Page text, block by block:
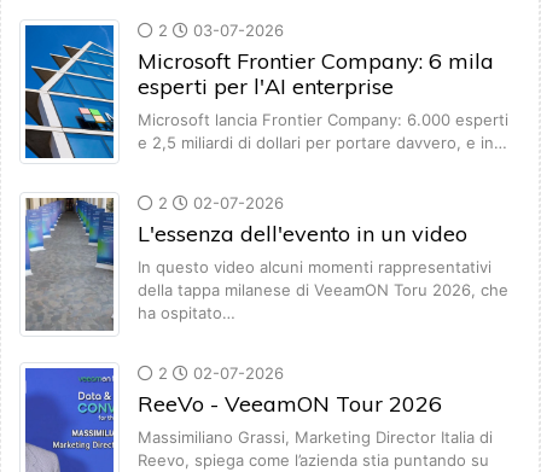
2 03-07-2026
Microsoft Frontier Company: 6 mila
esperti per l'AI enterprise
Microsoft lancia Frontier Company: 6.000 esperti
e 2,5 miliardi di dollari per portare davvero, e in…
2 02-07-2026
L'essenza dell'evento in un video
In questo video alcuni momenti rappresentativi
della tappa milanese di VeeamON Toru 2026, che
ha ospitato…
2 02-07-2026
ReeVo - VeeamON Tour 2026
Massimiliano Grassi, Marketing Director Italia di
Reevo, spiega come l’azienda stia puntando su